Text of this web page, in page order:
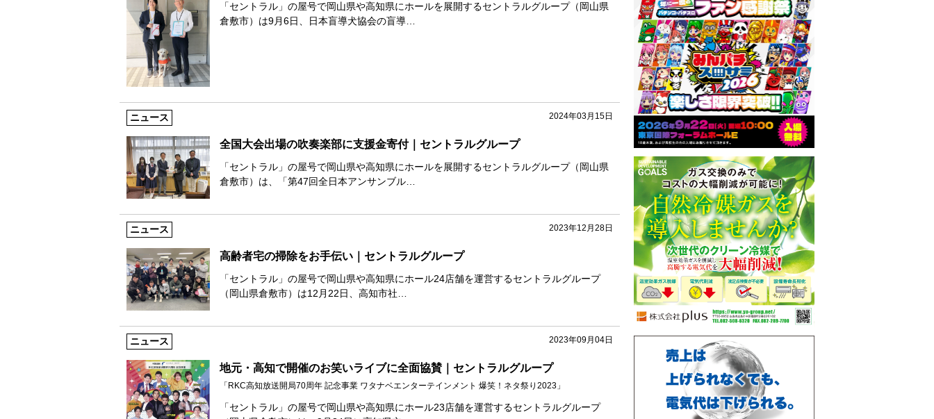
「セントラル」の屋号で岡山県や高知県にホールを展開するセントラルグループ（岡山県
倉敷市）は9月6日、日本盲導犬協会の盲導…
2024年03月15日
ニュース
全国大会出場の吹奏楽部に支援金寄付｜セントラルグループ
「セントラル」の屋号で岡山県や高知県にホールを展開するセントラルグループ（岡山県
倉敷市）は、「第47回全日本アンサンブル…
2023年12月28日
ニュース
高齢者宅の掃除をお手伝い｜セントラルグループ
「セントラル」の屋号で岡山県や高知県にホール24店舗を運営するセントラルグループ
（岡山県倉敷市）は12月22日、高知市社…
2023年09月04日
ニュース
地元・高知で開催のお笑いライブに全面協賛｜セントラルグループ
「RKC高知放送開局70周年 記念事業 ワタナベエンターテインメント 爆笑！ネタ祭り2023」
「セントラル」の屋号で岡山県や高知県にホール23店舗を運営するセントラルグループ